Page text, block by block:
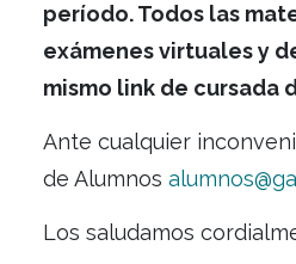
especialmente en
materias correlativas
Además, les
ausentarse a una
podrán volver a